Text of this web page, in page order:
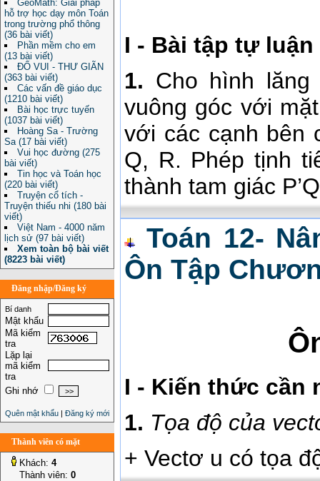
GeoMath: Giải pháp
hỗ trợ học dạy môn Toán
trong trường phổ thông
(36 bài viết)
Phần mềm cho em
(13 bài viết)
ĐỐ VUI - THƯ GIÃN
(363 bài viết)
Các vấn đề giáo dục
(1210 bài viết)
Bài học trực tuyến
(1037 bài viết)
Hoàng Sa - Trường
Sa (17 bài viết)
Vui học đường (275
bài viết)
Tin học và Toán học
(220 bài viết)
Truyện cổ tích -
Truyện thiếu nhi (180 bài
viết)
Việt Nam - 4000 năm
lịch sử (97 bài viết)
Xem toàn bộ bài viết
(8223 bài viết)
Đăng nhập/Đăng ký
Bí danh
Mật khẩu
Mã kiểm
tra
Lặp lại
mã kiểm
tra
Ghi nhớ
Quên mật khẩu | Đăng ký mới
Thành viên có mặt
Khách: 4
Thành viên: 0
I - Bài tập tự luận
1. Cho hình lăng
vuông góc với
với các cạnh bên
Q, R. Phép tịnh
thành tam giác
Toán 12-
Ôn Tập
I - Kiến thức cần
1. Tọa độ của
+ Vectơ u có tọa